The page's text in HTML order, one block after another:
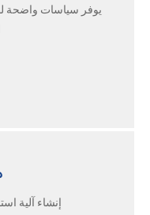
يوفر سياسات واضحة
إنشاء آلية